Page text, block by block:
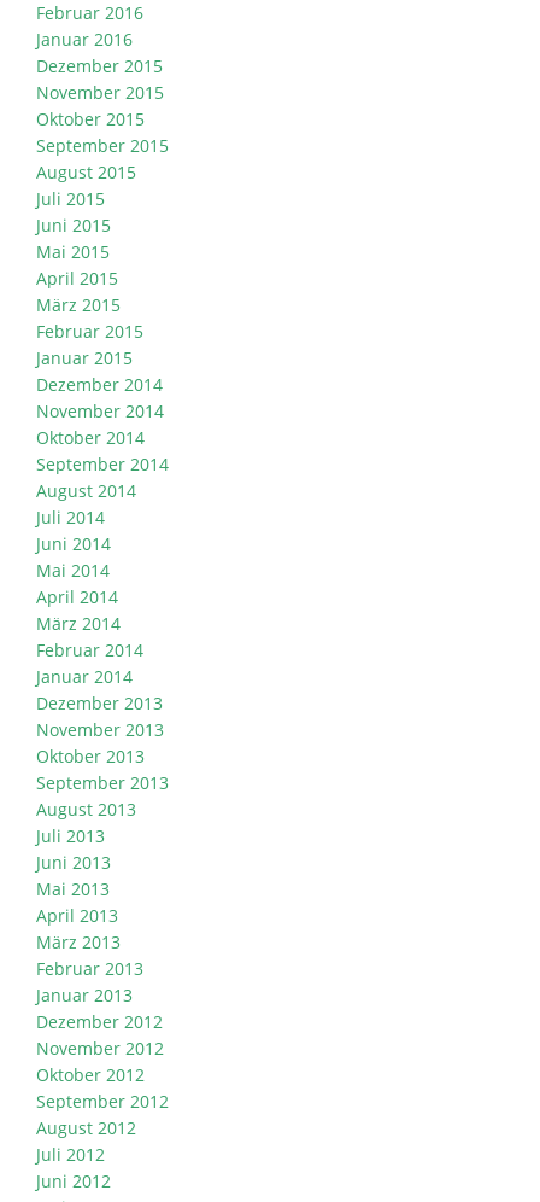
Februar 2016
Januar 2016
Dezember 2015
November 2015
Oktober 2015
September 2015
August 2015
Juli 2015
Juni 2015
Mai 2015
April 2015
März 2015
Februar 2015
Januar 2015
Dezember 2014
November 2014
Oktober 2014
September 2014
August 2014
Juli 2014
Juni 2014
Mai 2014
April 2014
März 2014
Februar 2014
Januar 2014
Dezember 2013
November 2013
Oktober 2013
September 2013
August 2013
Juli 2013
Juni 2013
Mai 2013
April 2013
März 2013
Februar 2013
Januar 2013
Dezember 2012
November 2012
Oktober 2012
September 2012
August 2012
Juli 2012
Juni 2012